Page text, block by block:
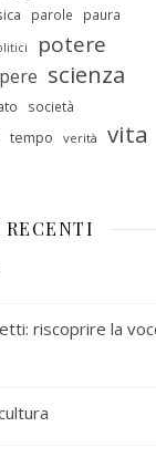
parole paura
potere
scienza
società
tempo verità vita
riscoprire la